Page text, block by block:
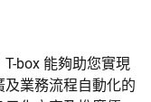
box 能夠助您實現
業務流程自動化的